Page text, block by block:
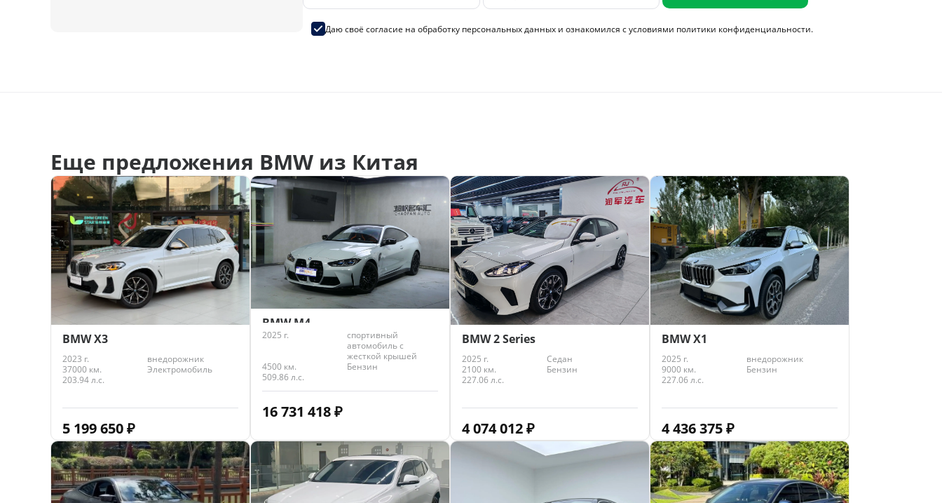
Даю своё согласие на обработку персональных данных и ознакомился с условиями политики конфиденциальности.
Еще предложения BMW из Китая
BMW X3
2023 г.
внедорожник
37000 км.
Электромобиль
203.94 л.с.
5 199 650₽
BMW M4
2025 г.
спортивный
автомобиль с
жесткой крышей
4500 км.
Бензин
509.86 л.с.
16 731 418₽
BMW 2 Series
2025 г.
Седан
2100 км.
Бензин
227.06 л.с.
4 074 012₽
BMW X1
2025 г.
внедорожник
9000 км.
Бензин
227.06 л.с.
4 436 375₽